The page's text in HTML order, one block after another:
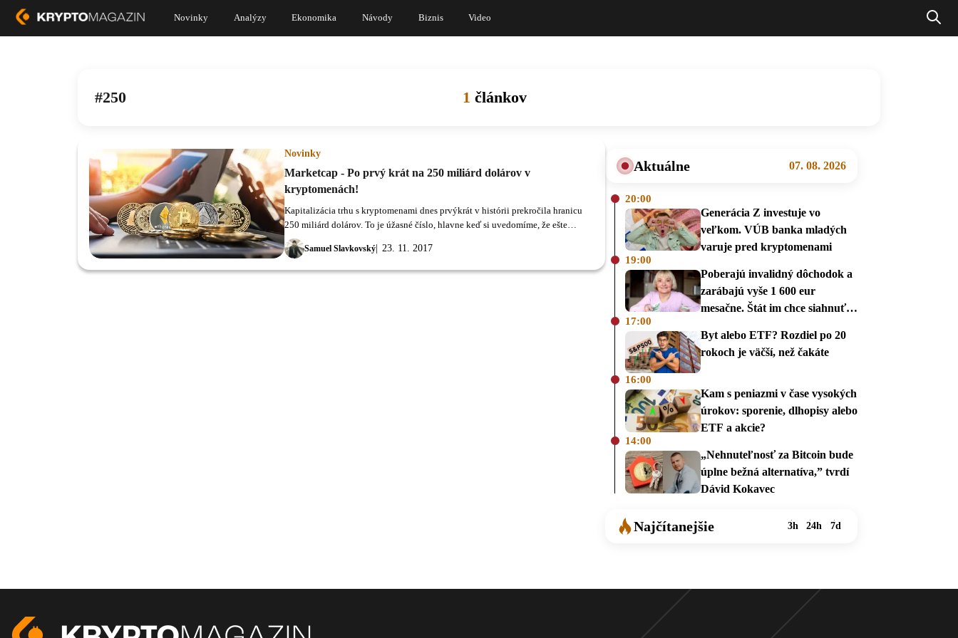
Novinky Analýzy Ekonomika Návody Biznis Video
250 1 článkov
Novinky
Marketcap - Po prvý krát na 250 miliárd dolárov v
kryptomenách!
Samuel Slavkovský 23. 11. 2017
Kapitalizácia trhu s kryptomenami dnes prvýkrát v histórii prekročila hranicu
250 miliárd dolárov. To je úžasné číslo, hlavne keď si uvedomíme, že ešte
začiatkom leta sme oslavovali sto miliárd.
Aktuálne 07. 08. 2026
20:00
Generácia Z investuje vo
veľkom. VÚB banka mladých
varuje pred kryptomenami
19:00
Poberajú invalidný dôchodok a
zarábajú vyše 1 600 eur
mesačne. Štát im chce siahnuť
17:00
Byt alebo ETF? Rozdiel po 20
rokoch je väčší, než čakáte
16:00
Kam s peniazmi v čase vysokých
úrokov: sporenie, dlhopisy alebo
ETF a akcie?
14:00
„Nehnuteľnosť za Bitcoin bude
úplne bežná alternatíva,” tvrdí
Dávid Kokavec
Najčítanejšie 3h 24h 7d